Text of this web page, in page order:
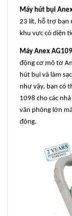
Máy hút bụi
23 lít, hỗ trợ bạn
khu vực có diện
Máy Anex
động cơ mô tơ
hút bụi và làm
như vậy, bạn có
1098 cho các
văn phòng lớn
động.